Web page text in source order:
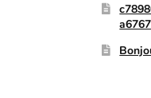
a6767